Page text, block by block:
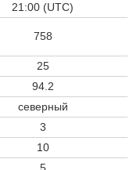
21:00 (UTC)
758
25
94.2
северный
3
10